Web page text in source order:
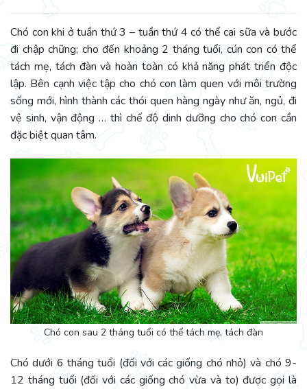
Chó con khi ở tuần thứ 3 – tuần thứ 4 có thể cai sữa và bước
đi chập chững; cho đến khoảng 2 tháng tuổi, cún con có thể
tách mẹ, tách đàn và hoàn toàn có khả năng phát triển độc
lập. Bên cạnh việc tập cho chó con làm quen với môi trường
sống mới, hình thành các thói quen hàng ngày như ăn, ngủ, đi
vệ sinh, vận động … thì chế độ dinh dưỡng cho chó con cần
đặc biệt quan tâm.
Chó con sau 2 tháng tuổi có thể tách mẹ, tách đàn
Chó dưới 6 tháng tuổi (đối với các giống chó nhỏ) và chó 9-
12 tháng tuổi (đối với các giống chó vừa và to) được gọi là